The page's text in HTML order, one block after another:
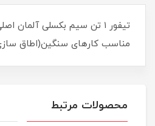
تیفور ۱ تن سیم بکسلی آلمان
مناسب کارهای سنگین(اطاق
محصولات مرتبط